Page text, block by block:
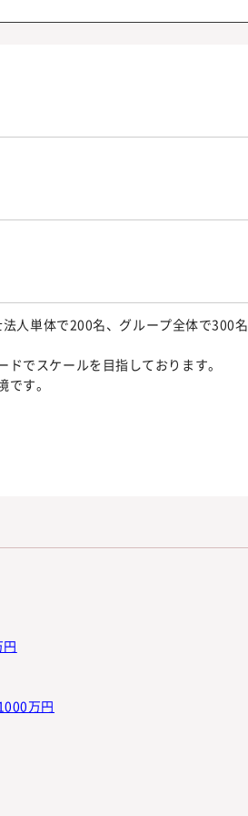
人単体で200名、グループ全体で300名
でスケールを目指しております。
す。
万円